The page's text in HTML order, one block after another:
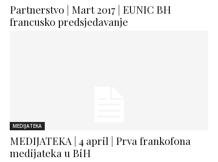
Partnerstvo | Mart 2017 | EUNIC BH
francusko predsjedavanje
MEDIJATEKA
MEDIJATEKA | 4 april | Prva frankofona
medijateka u BiH